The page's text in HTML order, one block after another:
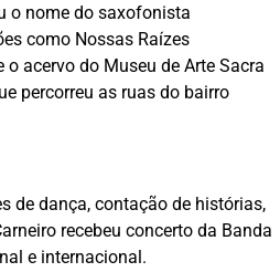
o nome do saxofonista
como Nossas Raízes
acervo do Museu de Arte Sacra
percorreu as ruas do bairro
de dança, contação de histórias,
recebeu concerto da Banda
e internacional.